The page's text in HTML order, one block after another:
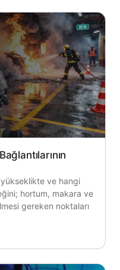
yükseklikte ve hangi
hortum, makara ve
gereken noktaları